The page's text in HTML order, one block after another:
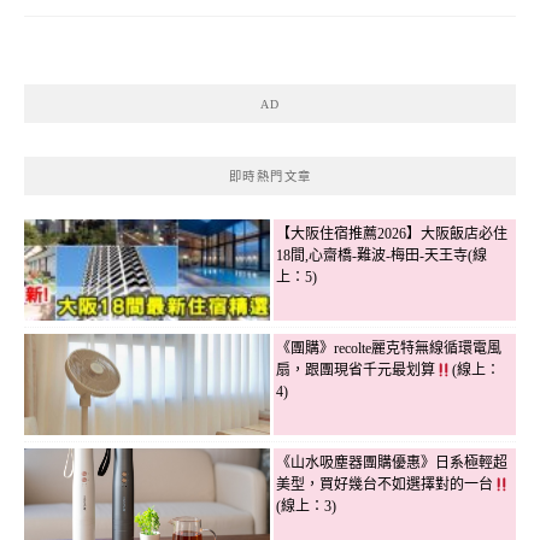
AD
即時熱門文章
【大阪住宿推薦2026】大阪飯店必住
18間,心齋橋-難波-梅田-天王寺(線
上：5)
《團購》recolte麗克特無線循環電風
扇，跟團現省千元最划算
(線上：
4)
《山水吸塵器團購優惠》日系極輕超
美型，買好幾台不如選擇對的一台
(線上：3)